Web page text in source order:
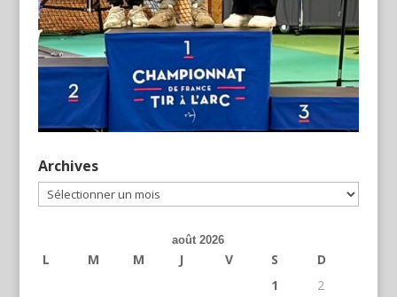
Archives
Archives
août 2026
L M M J V S
D
1
2